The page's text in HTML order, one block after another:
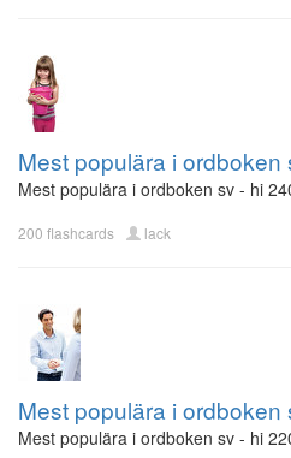
Mest populära i ordboken
Mest populära i ordboken sv - hi
200 flashcards lack
Mest populära i ordboken
Mest populära i ordboken sv - hi